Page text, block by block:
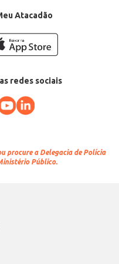
Atacadão
redes sociais
procure a Delegacia de Polícia
Público.